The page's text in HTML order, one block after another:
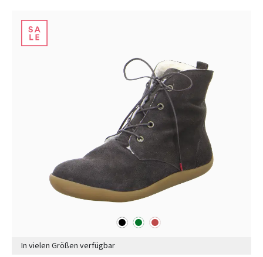
schwarz
grün rot
In vielen Größen verfügbar